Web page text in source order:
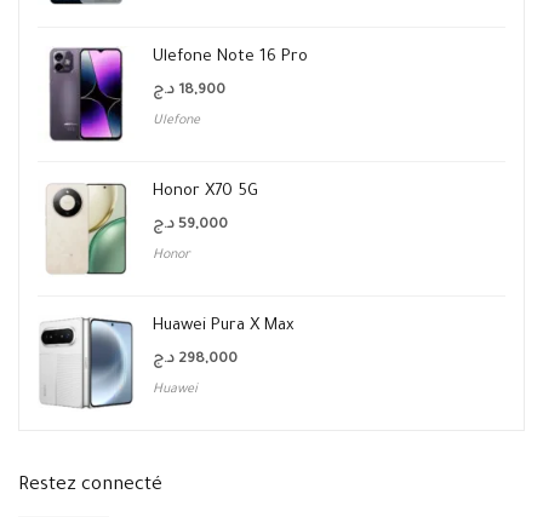
Ulefone Note 16 Pro
18,900 د.ج
Ulefone
Honor X70 5G
59,000 د.ج
Honor
Huawei Pura X Max
298,000 د.ج
Huawei
Restez connecté